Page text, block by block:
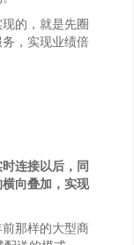
的，就是先圈
，实现业绩倍
连接以后，同
向叠加，实现
那样的大型商